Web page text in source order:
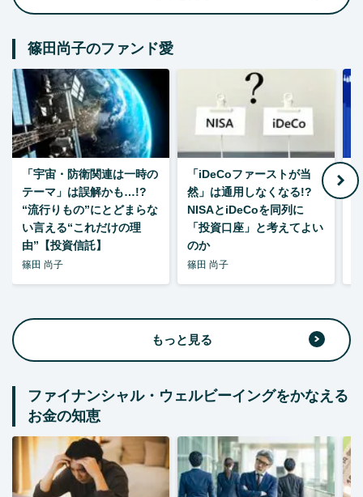
篠田尚子のファンド愛
「宇宙・防衛関連は一時の
テーマ」は誤解かも…!?
“流行りもの”にとどまらな
い言える“これだけの理
由”【投資信託】
篠田 尚子
「iDeCoファーストが当
然」は通用しなくなる!?
NISAとiDeCoを同列に
「投資口座」と考えてよい
のか
篠田 尚子
もっと見る
ファイナンシャル・ウェルビーイングをかなえる
お金の知恵